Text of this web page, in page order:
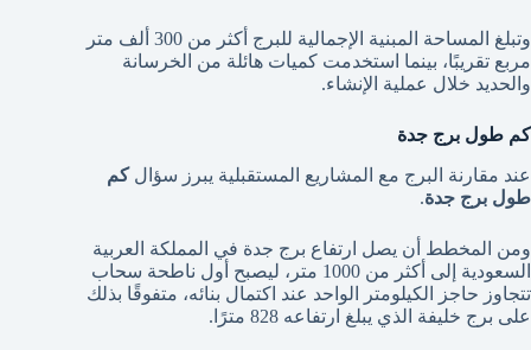
وتبلغ المساحة المبنية الإجمالية للبرج أكثر من 300 ألف متر
مربع تقريبًا، بينما استخدمت كميات هائلة من الخرسانة
والحديد خلال عملية الإنشاء.
كم طول برج جدة
عند مقارنة البرج مع المشاريع المستقبلية يبرز سؤالكم
طول برج جدة.
ومن المخطط أن يصل ارتفاع برج جدة في المملكة العربية
السعودية إلى أكثر من 1000 متر، ليصبح أول ناطحة سحاب
تتجاوز حاجز الكيلومتر الواحد عند اكتمال بنائه، متفوقًا بذلك
على برج خليفة الذي يبلغ ارتفاعه 828 مترًا.